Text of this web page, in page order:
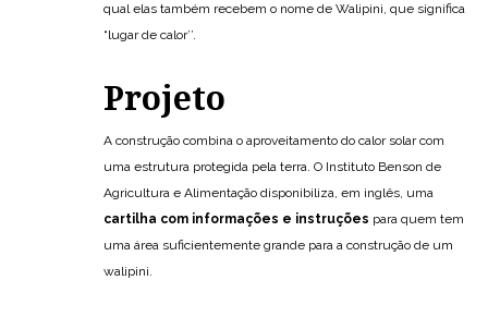
qual elas também recebem o nome de Walipini, que significa
“lugar de calor’’.
Projeto
A construção combina o aproveitamento do calor solar com
uma estrutura protegida pela terra. O Instituto Benson de
Agricultura e Alimentação disponibiliza, em inglês, uma
cartilha com informações e instruções para quem tem
uma área suficientemente grande para a construção de um
walipini.